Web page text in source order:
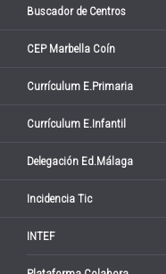
Buscador de Centros
CEP Marbella Coín
Currículum E.Primaria
Currículum E.Infantil
Delegación Ed.Málaga
Incidencia Tic
INTEF